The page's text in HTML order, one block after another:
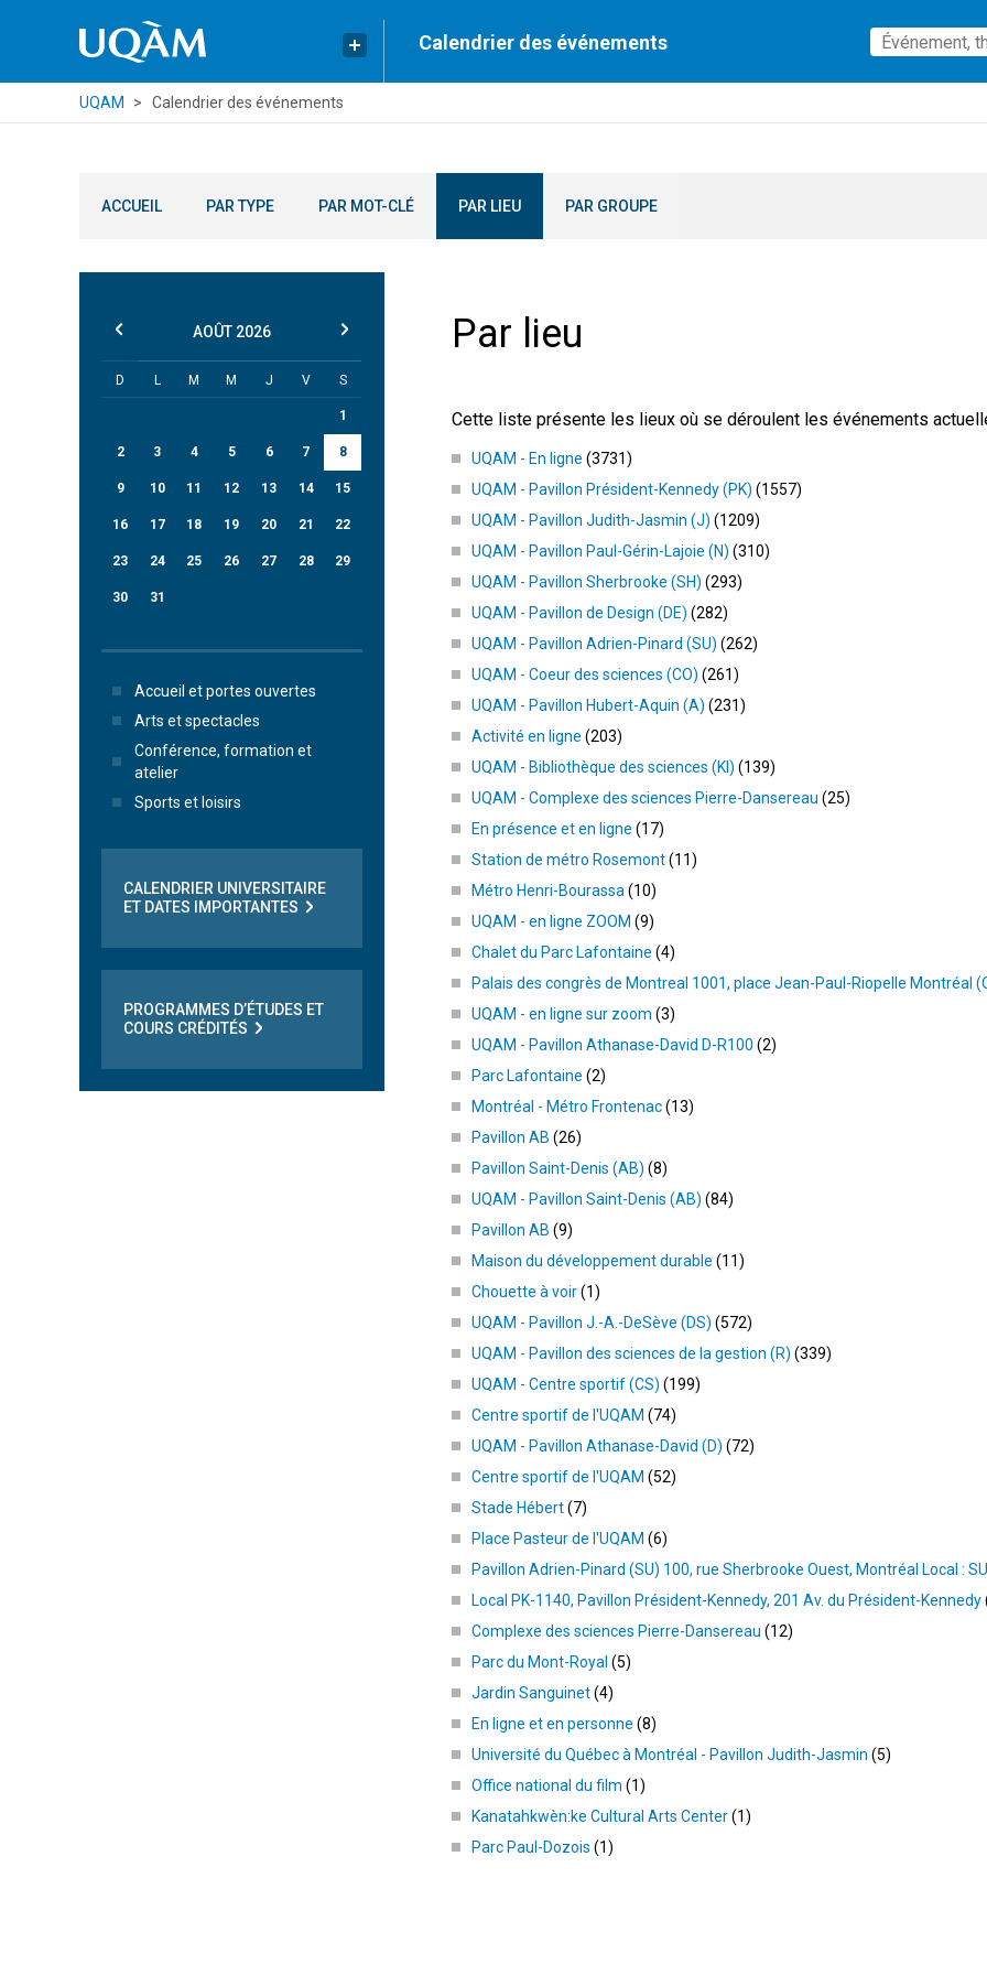
Calendrier des événements
UQAM Calendrier des événements
ACCUEIL PAR TYPE PAR MOT-CLÉ PAR LIEU PAR GROUPE
Par lieu
Cette liste présente les lieux où se déroulent les événements
UQAM - En ligne 3731
UQAM - Pavillon Président-Kennedy (PK)
1557
UQAM - Pavillon Judith-Jasmin (J)
1209
UQAM - Pavillon Paul-Gérin-Lajoie (N) 310
UQAM - Pavillon Sherbrooke (SH) 293
UQAM - Pavillon de Design (DE) 282
UQAM - Pavillon Adrien-Pinard (SU) 262
UQAM - Coeur des sciences (CO) 261
UQAM - Pavillon Hubert-Aquin (A) 231
Activité en ligne 203
UQAM - Bibliothèque des sciences (KI)
139
UQAM - Complexe des sciences Pierre-Dansereau 25
En présence et en ligne
17
Station de métro Rosemont 11
Métro Henri-Bourassa
10
UQAM - en ligne ZOOM
9
Chalet du Parc Lafontaine 4
Palais des congrès de Montreal 1001, place Jean-Paul-Riopelle Montréal
UQAM - en ligne sur zoom 3
UQAM - Pavillon Athanase-David D-R100 2
Parc Lafontaine 2
Montréal - Métro Frontenac 13
Pavillon AB 26
Pavillon Saint-Denis (AB) 8
UQAM - Pavillon Saint-Denis (AB) 84
Pavillon AB 9
Maison du développement durable
11
Chouette à voir 1
UQAM - Pavillon J.-A.-DeSève (DS) 572
UQAM - Pavillon des sciences de la gestion (R) 339
UQAM - Centre sportif (CS)
199
Centre sportif de l'UQAM
74
UQAM - Pavillon Athanase-David (D)
72
Centre sportif de l'UQAM
52
Stade Hébert 7
Place Pasteur de l'UQAM
6
Pavillon Adrien-Pinard (SU) 100, rue Sherbrooke Ouest, Montréal Local :
Local PK-1140, Pavillon Président-Kennedy, 201 Av. du Président-Kennedy
Complexe des sciences Pierre-Dansereau
12
Parc du Mont-Royal
5
Jardin Sanguinet 4
En ligne et en personne 8
Université du Québec à Montréal - Pavillon Judith-Jasmin 5
Office national du film
1
Kanatahkwèn:ke Cultural Arts Center 1
Parc Paul-Dozois
1
AOÛT 2026
D L M M J V S
1
2 3 4 5 6 7 8
9 10 11 12 13 14 15
16 17 18 19 20 21 22
23 24 25 26 27 28 29
30 31
Accueil et portes ouvertes
Arts et spectacles
Conférence, formation et
atelier
Sports et loisirs
CALENDRIER UNIVERSITAIRE
ET DATES IMPORTANTES
PROGRAMMES D’ÉTUDES ET
COURS CRÉDITÉS